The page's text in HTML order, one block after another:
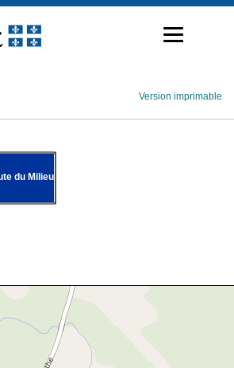
Version imprimable
du Milieu